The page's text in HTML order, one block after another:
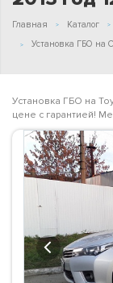
Главная Каталог
Установка ГБО на
Установка ГБО на
цене с гарантией!
Previous